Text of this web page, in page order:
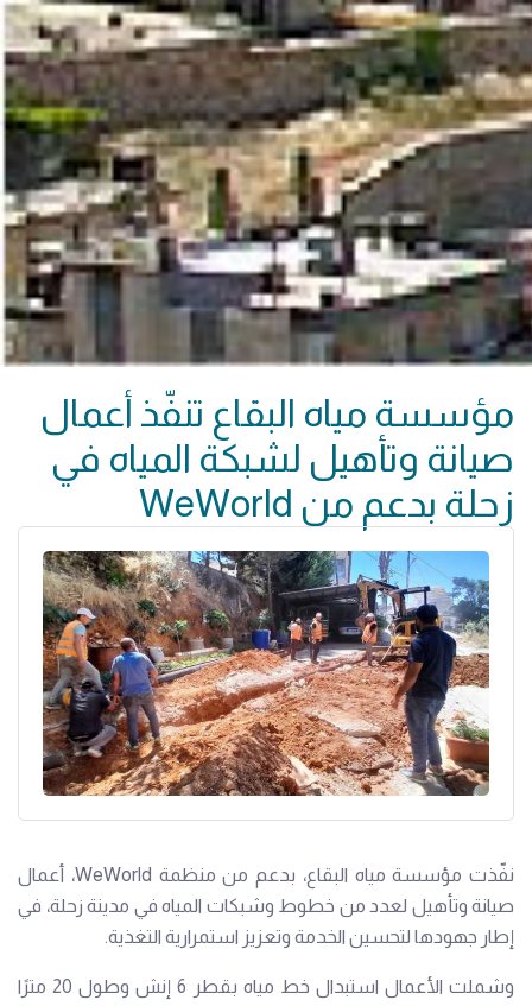
مؤسسة مياه البقاع تنفّذ أعمال
صيانة وتأهيل لشبكة المياه في
زحلة بدعم من WeWorld
نفّذت مؤسسة مياه البقاع، بدعم من منظمة WeWorld، أعمال
صيانة وتأهيل لعدد من خطوط وشبكات المياه في مدينة زحلة، في
إطار جهودها لتحسين الخدمة وتعزيز استمرارية التغذية.
وشملت الأعمال استبدال خط مياه بقطر 6 إنش وطول 20 مترًا